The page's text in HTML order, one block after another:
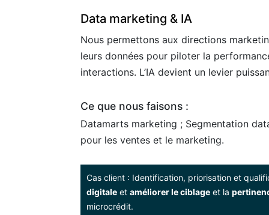
Data marketing & IA
Nous permettons aux directions
leurs données pour piloter la
interactions. L’IA devient un levier
Ce que nous faisons :
Datamarts marketing ; Segmentation
pour les ventes et le marketing.
Cas client : Identification, priorisation et
digitale et améliorer le ciblage et la
microcrédit.